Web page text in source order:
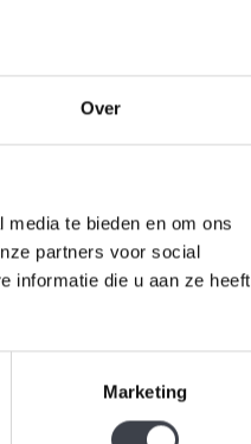
Over
te bieden en om ons
partners voor social
informatie die u aan ze heeft
Marketing